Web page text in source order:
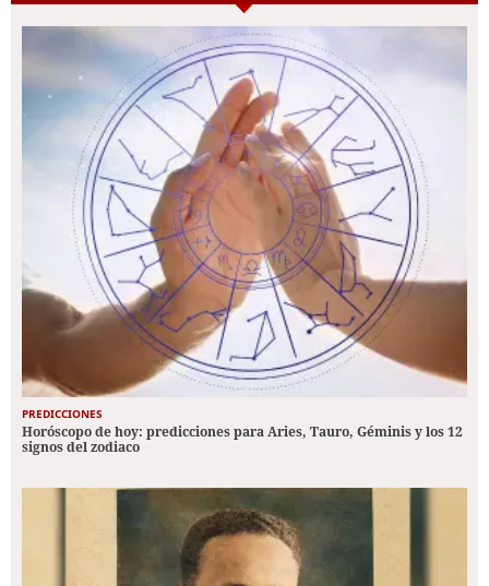
PREDICCIONES
Horóscopo de hoy: predicciones para Aries, Tauro, Géminis y los 12
signos del zodiaco